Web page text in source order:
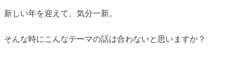
新しい年を迎えて、気分一新。
そんな時にこんなテーマの話は合わないと思いますか？